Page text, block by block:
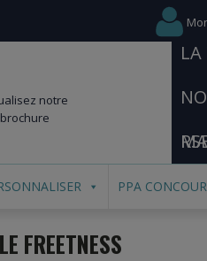
notre
brochure
LA
PPA
FREETNESS